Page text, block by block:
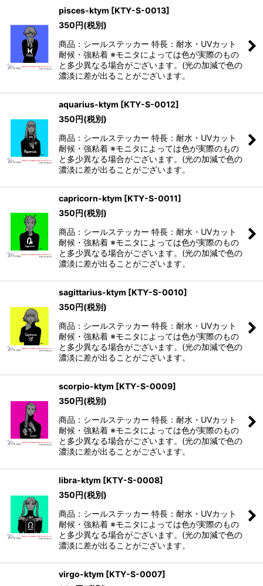
pisces-ktym [KTY-S-0013]
350円(税別)
商品：シールステッカー 特長：耐水・UVカット
耐候・強粘着 ※モニタによっては色が実際のもの
と多少異なる場合がございます。(光の加減で色の
濃淡に差が出ることがございます。
aquarius-ktym [KTY-S-0012]
350円(税別)
商品：シールステッカー 特長：耐水・UVカット
耐候・強粘着 ※モニタによっては色が実際のもの
と多少異なる場合がございます。(光の加減で色の
濃淡に差が出ることがございます。
capricorn-ktym [KTY-S-0011]
350円(税別)
商品：シールステッカー 特長：耐水・UVカット
耐候・強粘着 ※モニタによっては色が実際のもの
と多少異なる場合がございます。(光の加減で色の
濃淡に差が出ることがございます。
sagittarius-ktym [KTY-S-0010]
350円(税別)
商品：シールステッカー 特長：耐水・UVカット
耐候・強粘着 ※モニタによっては色が実際のもの
と多少異なる場合がございます。(光の加減で色の
濃淡に差が出ることがございます。
scorpio-ktym [KTY-S-0009]
350円(税別)
商品：シールステッカー 特長：耐水・UVカット
耐候・強粘着 ※モニタによっては色が実際のもの
と多少異なる場合がございます。(光の加減で色の
濃淡に差が出ることがございます。
libra-ktym [KTY-S-0008]
350円(税別)
商品：シールステッカー 特長：耐水・UVカット
耐候・強粘着 ※モニタによっては色が実際のもの
と多少異なる場合がございます。(光の加減で色の
濃淡に差が出ることがございます。
virgo-ktym [KTY-S-0007]